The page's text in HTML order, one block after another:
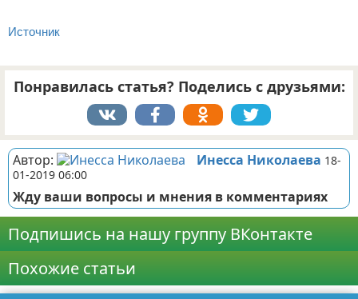
Источник
Понравилась статья? Поделись с друзьями:
Автор: Инесса Николаева 18-
01-2019 06:00
Жду ваши вопросы и мнения в комментариях
Подпишись на нашу группу ВКонтакте
Похожие статьи